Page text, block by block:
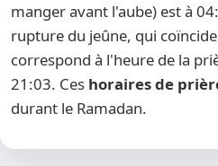
manger avant l'aube) est à
rupture du jeûne, qui
correspond à l'heure de la
21:03. Ces horaires de
durant le Ramadan.